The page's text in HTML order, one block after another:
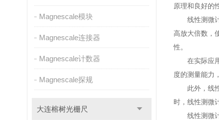
Magnescale模块
Magnescale连接器
Magnescale计数器
Magnescale探规
大连榕树光栅尺
原理和良好的
线性测微计
高放大倍数，
性。
在实际应用
度的测量能力
此外，线性
时，线性测微
线性测微计